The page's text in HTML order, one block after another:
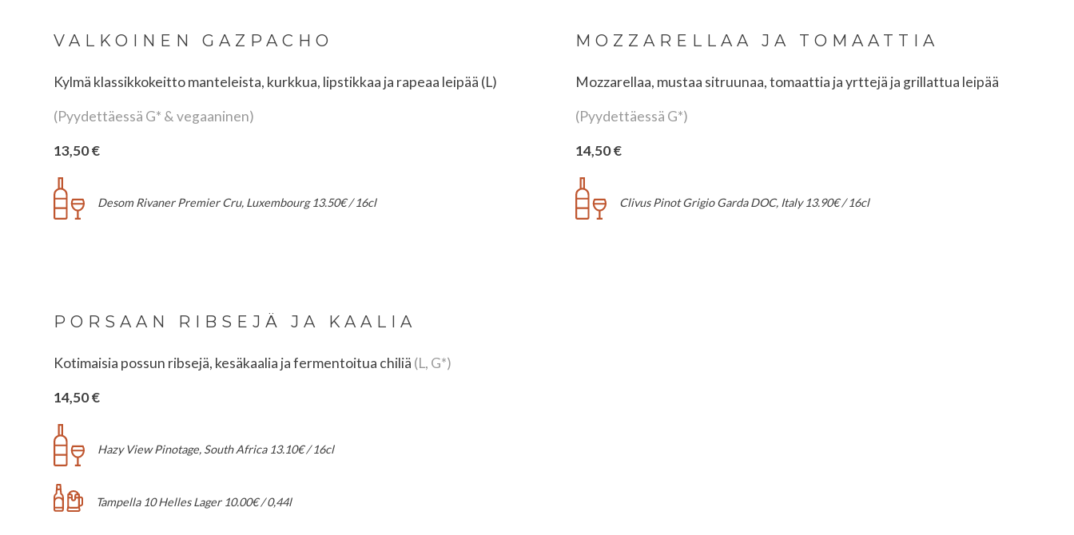
VALKOINEN GAZPACHO
Kylmä klassikkokeitto manteleista, kurkkua, lipstikkaa ja rapeaa leipää (L)
(Pyydettäessä G* & vegaaninen)
13,50 €
Desom Rivaner Premier Cru, Luxembourg 13.50€ / 16cl
MOZZARELLAA JA TOMAATTIA
Mozzarellaa, mustaa sitruunaa, tomaattia ja yrttejä ja grillattua leipää
(Pyydettäessä G*)
14,50 €
Clivus Pinot Grigio Garda DOC, Italy 13.90€ / 16cl
PORSAAN RIBSEJÄ JA KAALIA
Kotimaisia possun ribsejä, kesäkaalia ja fermentoitua chiliä (L, G*)
14,50 €
Hazy View Pinotage, South Africa 13.10€ / 16cl
Tampella 10 Helles Lager 10.00€ / 0,44l